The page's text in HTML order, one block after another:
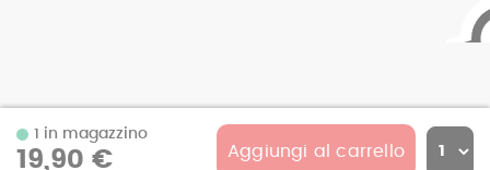
1 in magazzino
19,90 € Aggiungi al carrello